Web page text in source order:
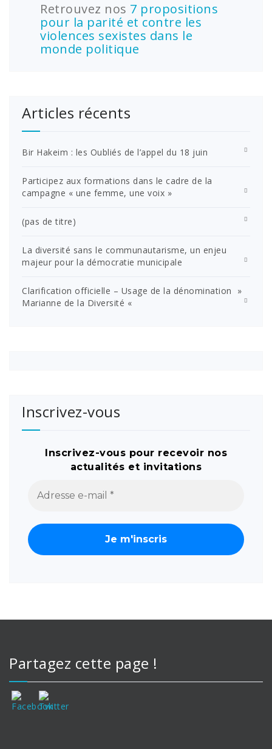
Retrouvez nos 7 propositions
pour la parité et contre les
violences sexistes dans le
monde politique
Articles récents
Bir Hakeim : les Oubliés de l’appel du 18 juin
Participez aux formations dans le cadre de la
campagne « une femme, une voix »
(pas de titre)
La diversité sans le communautarisme, un enjeu
majeur pour la démocratie municipale
Clarification officielle – Usage de la dénomination »
Marianne de la Diversité «
Inscrivez-vous
Inscrivez-vous pour recevoir nos
actualités et invitations
Partagez cette page !